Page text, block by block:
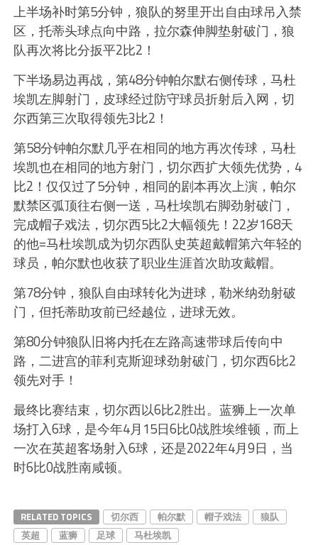
上半场补时第5分钟，狼队的努里开出自由球吊入禁
区，托蒂头球点向中路，拉尔森伸脚垫射破门，狼
队再次将比分扳平2比2！
下半场易边再战，第48分钟帕尔默右侧传球，马杜
埃凯左脚射门，皮球经过防守球员折射后入网，切
尔西第三次取得领先3比2！
第58分钟帕尔默几乎在相同的地方再次传球，马杜
埃凯也在相同的地方射门，切尔西扩大领先优势，4
比2！仅仅过了5分钟，相同的剧本再次上演，帕尔
默禁区弧顶往右侧一送，马杜埃凯右脚劲射破门，
完成帽子戏法，切尔西5比2大幅领先！22岁168天
的他=马杜埃凯成为切尔西队史英超戴帽第六年轻的
球员，帕尔默也收获了职业生涯首次助攻戴帽。
第78分钟，狼队自由球转化为进球，勒米纳劲射破
门，但托蒂助攻前已经越位，进球无效。
第80分钟狼队旧将内托在左路高速带球后传向中
路，二进宫的菲利克斯迎球劲射破门，切尔西6比2
领先对手！
最终比赛结束，切尔西以6比2胜出。蓝狮上一次单
场打入6球，是今年4月15日6比0战胜埃维顿，而上
一次在英超客场射入6球，还是2022年4月9日，当
时6比0战胜南咸顿。
RELATED TOPICS 切尔西 帕尔默 帽子戏法
狼队
英超
蓝狮 足球 马杜埃凯